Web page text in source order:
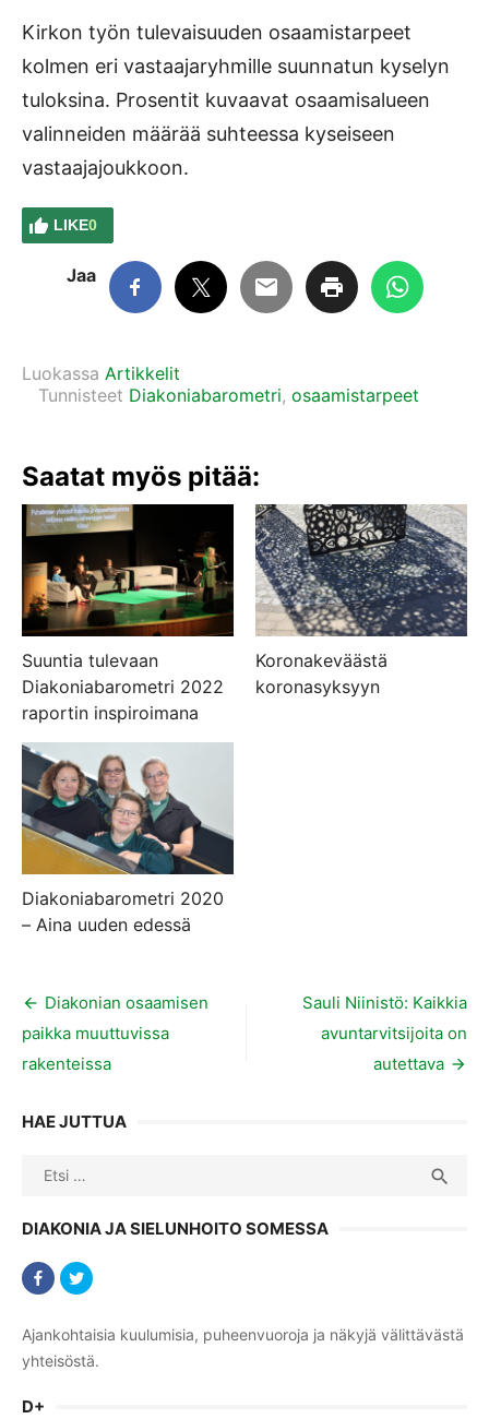
Kirkon työn tulevaisuuden osaamistarpeet
kolmen eri vastaajaryhmille suunnatun kyselyn
tuloksina. Prosentit kuvaavat osaamisalueen
valinneiden määrää suhteessa kyseiseen
vastaajajoukkoon.
LIKE0
Jaa
Luokassa Artikkelit
Tunnisteet Diakoniabarometri, osaamistarpeet
Saatat myös pitää:
Suuntia tulevaan
Diakoniabarometri 2022
raportin inspiroimana
Koronakeväästä
koronasyksyyn
Diakoniabarometri 2020
– Aina uuden edessä
Artikkelien
selaus
Diakonian osaamisen
paikka muuttuvissa
rakenteissa
Sauli Niinistö: Kaikkia
avuntarvitsijoita on
autettava
HAE JUTTUA
Search

DIAKONIA JA SIELUNHOITO SOMESSA
Ajankohtaisia kuulumisia, puheenvuoroja ja näkyjä välittävästä
yhteisöstä.
D+